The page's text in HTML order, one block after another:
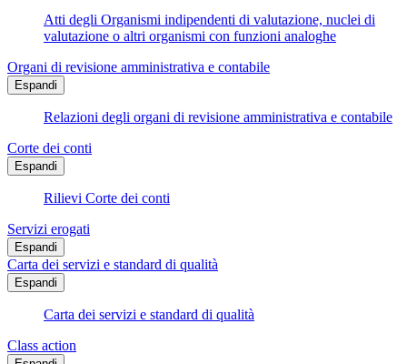
Atti degli Organismi indipendenti di valutazione, nuclei di
valutazione o altri organismi con funzioni analoghe
Organi di revisione amministrativa e contabile
Espandi
Relazioni degli organi di revisione amministrativa e contabile
Corte dei conti
Espandi
Rilievi Corte dei conti
Servizi erogati
Espandi
Carta dei servizi e standard di qualità
Espandi
Carta dei servizi e standard di qualità
Class action